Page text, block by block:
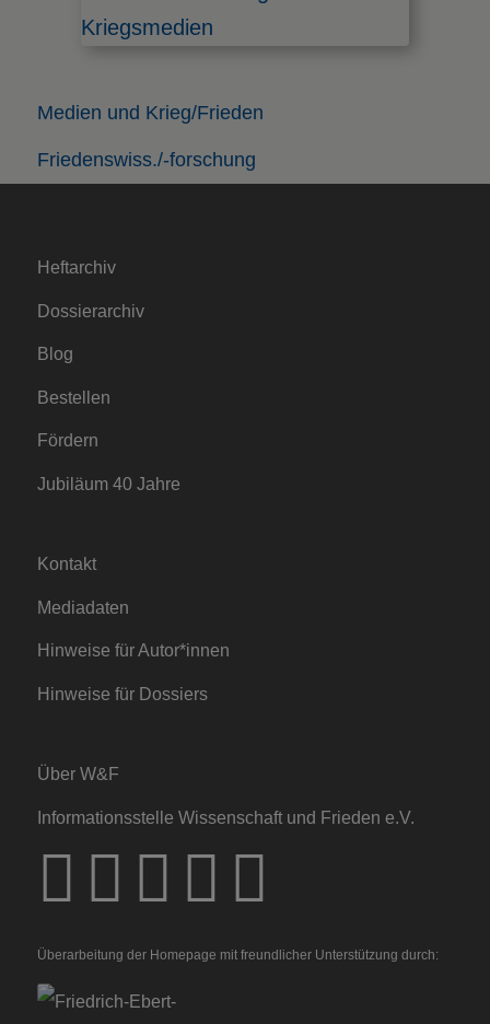
Friedenswiss./-forschung
Medien und Krieg/Frieden
Heftarchiv
Dossierarchiv
Blog
Bestellen
Fördern
Jubiläum 40 Jahre
Kontakt
Mediadaten
Hinweise für Autor*innen
Hinweise für Dossiers
Über W&F
Informationsstelle Wissenschaft und Frieden e.V.
Überarbeitung der Homepage mit freundlicher Unterstützung durch: